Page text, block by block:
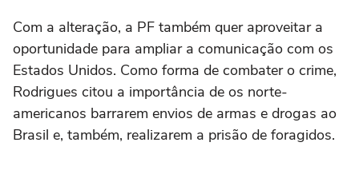
Com a alteração, a PF também quer aproveitar a
oportunidade para ampliar a comunicação com os
Estados Unidos. Como forma de combater o crime,
Rodrigues citou a importância de os norte-
americanos barrarem envios de armas e drogas ao
Brasil e, também, realizarem a prisão de foragidos.